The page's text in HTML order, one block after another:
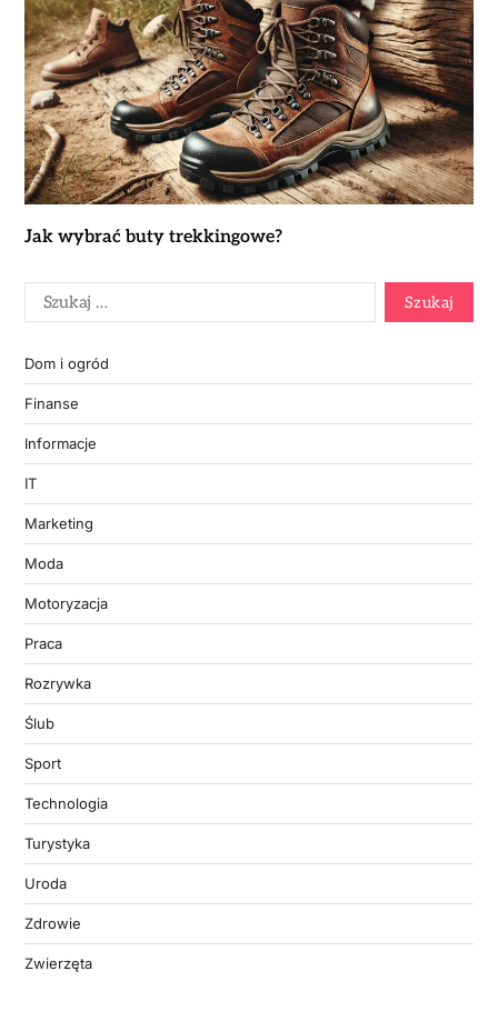
Jak wybrać buty trekkingowe?
Dom i ogród
Finanse
Informacje
IT
Marketing
Moda
Motoryzacja
Praca
Rozrywka
Ślub
Sport
Technologia
Turystyka
Uroda
Zdrowie
Zwierzęta